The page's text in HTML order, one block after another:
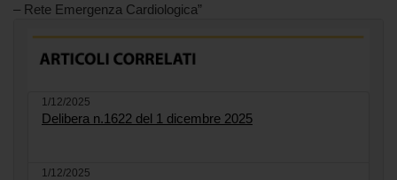
– Rete Emergenza Cardiologica”
1/12/2025
Delibera n.1622 del 1 dicembre 2025
1/12/2025